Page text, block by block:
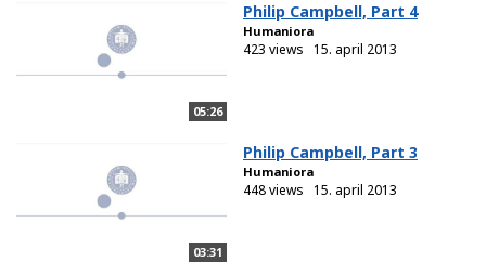
05:26
Philip Campbell, Part 4
Humaniora
423 views 15. april 2013
03:31
Philip Campbell, Part 3
Humaniora
448 views 15. april 2013